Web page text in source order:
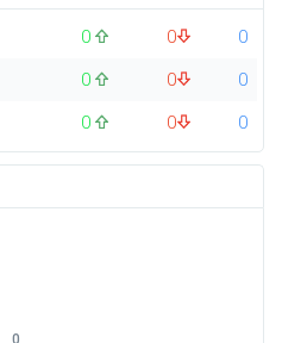
0 0
0
0 0
0
0 0 0
0